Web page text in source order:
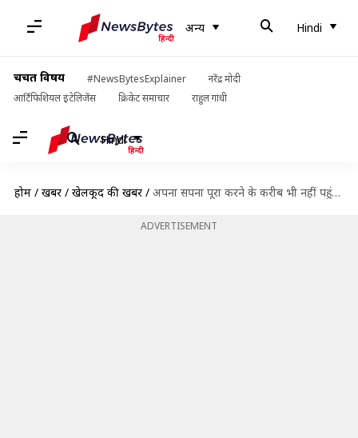
अन्य Hindi
चर्चित विषय #NewsBytesExplainer
नरेंद्र मोदी
आर्टिफिशियल इंटेलिजेंस
क्रिकेट समाचार राहुल गांधी
Hindi
होम / खबरें / खेलकूद की खबरें / अपना सपना पूरा करने के करीब भी नहीं पहुंचा हूं- यशस्वी जायसवाल
ADVERTISEMENT